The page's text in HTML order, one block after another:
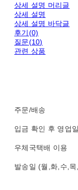
상세 설명 머리글
상세 설명
상세 설명 바닥글
후기(0)
질문(10)
관련 상품
주문/배송
입금 확인 후 영업
우체국택배 이용
발송일 (월,화,수,목